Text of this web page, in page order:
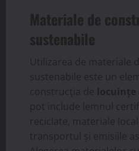
Materiale de
sustenabile
Utilizarea de materiale
sustenabile este un
construcția de locuințe
pot include lemnul
reciclate, materiale
transportul și emisiile